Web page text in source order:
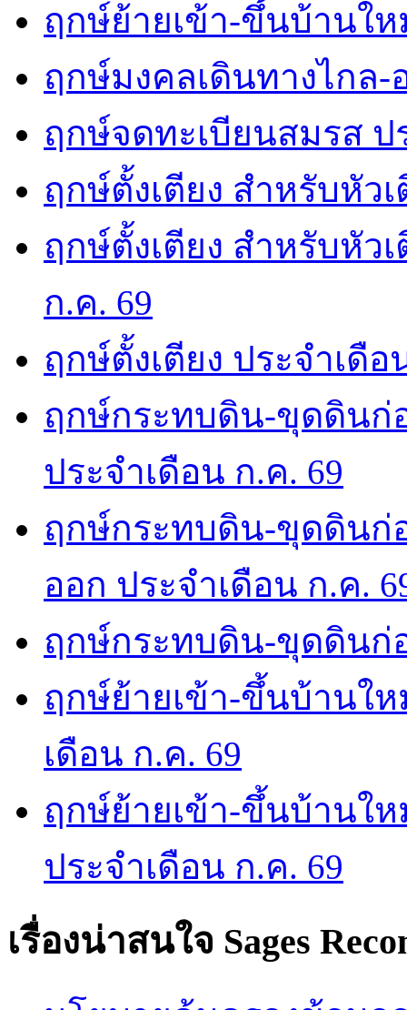
ฤกษ์ย้ายเข้า-ขึ้นบ้านให
ฤกษ์มงคลเดินทางไกล-
ฤกษ์จดทะเบียนสมรส ป
ฤกษ์ตั้งเตียง สำหรับหัว
ฤกษ์ตั้งเตียง สำหรับหัว
ก.ค. 69
ฤกษ์ตั้งเตียง ประจำเดือ
ฤกษ์กระทบดิน-ขุดดินก่
ประจำเดือน ก.ค. 69
ฤกษ์กระทบดิน-ขุดดินก่
ออก ประจำเดือน ก.ค.
ฤกษ์กระทบดิน-ขุดดินก่
ฤกษ์ย้ายเข้า-ขึ้นบ้านใ
เดือน ก.ค. 69
ฤกษ์ย้ายเข้า-ขึ้นบ้านใ
ประจำเดือน ก.ค. 69
เรื่องน่าสนใจ Sages